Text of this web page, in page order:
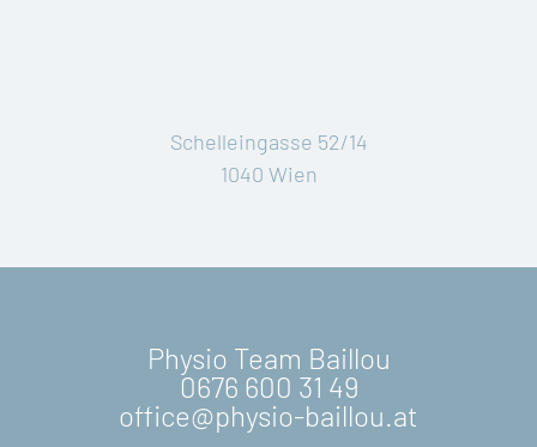
Schelleingasse 52/14
1040 Wien
Physio Team Baillou
0676 600 31 49
office@physio-baillou.at